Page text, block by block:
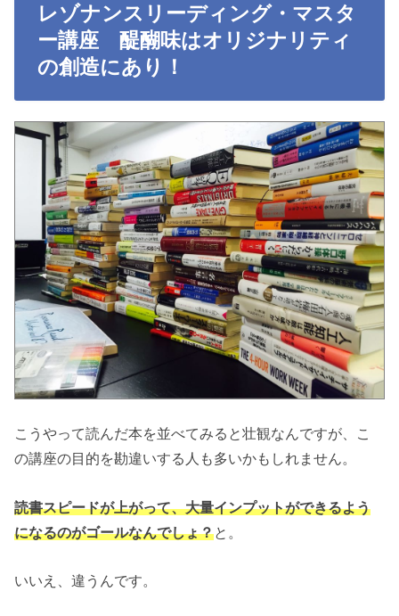
レゾナンスリーディング・マスタ
ー講座 醍醐味はオリジナリティ
の創造にあり！
こうやって読んだ本を並べてみると壮観なんですが、こ
の講座の目的を勘違いする人も多いかもしれません。
読書スピードが上がって、大量インプットができるよう
になるのがゴールなんでしょ？と。
いいえ、違うんです。